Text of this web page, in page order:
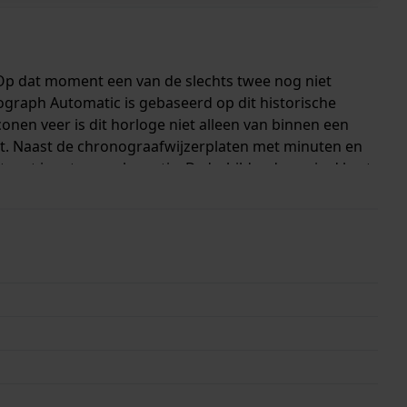
dat moment een van de slechts twee nog niet
Automatic is gebaseerd op dit historische
veer is dit horloge niet alleen van binnen een
Naast de chronograafwijzerplaten met minuten en
ingetogen elegantie. De 'schildpadvormige' kast